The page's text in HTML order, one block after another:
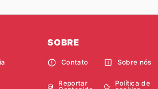
SOBRE
Contato Sobre nós
Reportar
Política de